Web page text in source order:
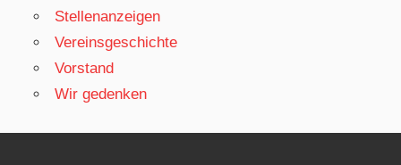
Stellenanzeigen
Vereinsgeschichte
Vorstand
Wir gedenken